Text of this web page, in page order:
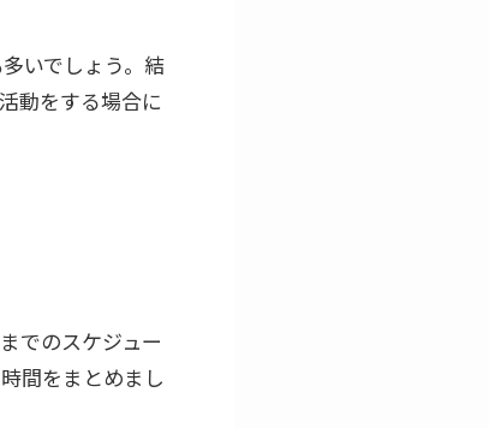
いでしょう。結
動をする場合に
でのスケジュー
間をまとめまし